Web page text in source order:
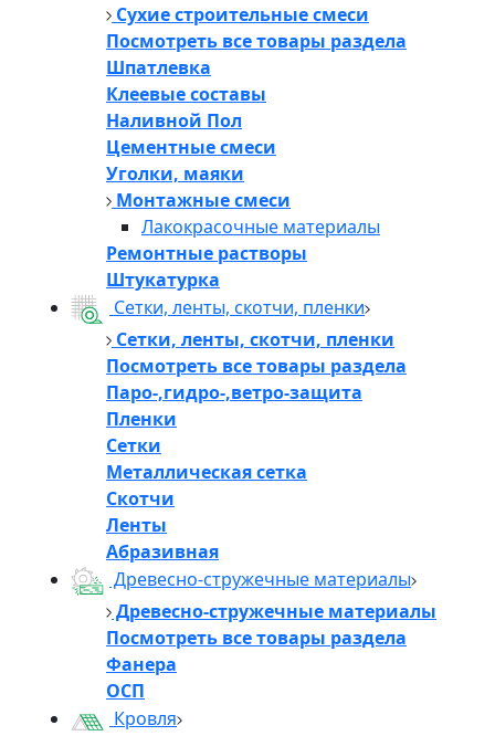
Сухие строительные смеси
Посмотреть все товары раздела
Шпатлевка
Клеевые составы
Наливной Пол
Цементные смеси
Уголки, маяки
Монтажные смеси
Лакокрасочные материалы
Ремонтные растворы
Штукатурка
Сетки, ленты, скотчи, пленки
Сетки, ленты, скотчи, пленки
Посмотреть все товары раздела
Паро-,гидро-,ветро-защита
Пленки
Сетки
Металлическая сетка
Скотчи
Ленты
Абразивная
Древесно-стружечные материалы
Древесно-стружечные материалы
Посмотреть все товары раздела
Фанера
ОСП
Кровля